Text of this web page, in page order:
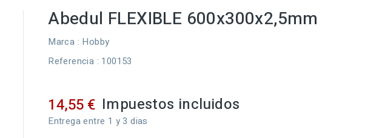
Abedul FLEXIBLE 600x300x2,5mm
Marca : Hobby
Referencia : 100153
14,55 € Impuestos incluidos
Entrega entre 1 y 3 dias